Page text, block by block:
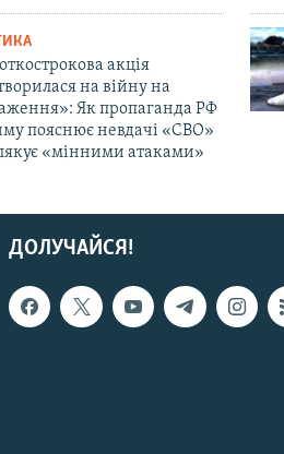
акція
на війну на
Як пропаганда РФ
пояснює невдачі «СВО»
«мінними атаками»
ДОЛУЧАЙСЯ!